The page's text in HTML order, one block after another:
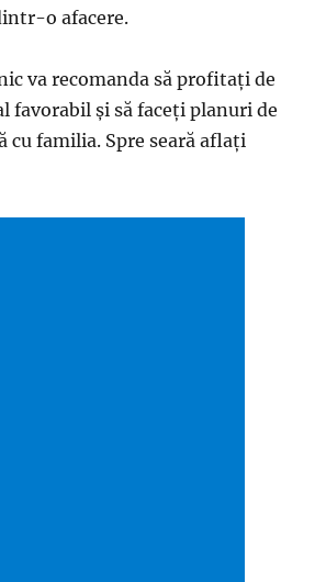
o afacere.
va recomanda să profitați de
favorabil și să faceți planuri de
cu familia. Spre seară aflați